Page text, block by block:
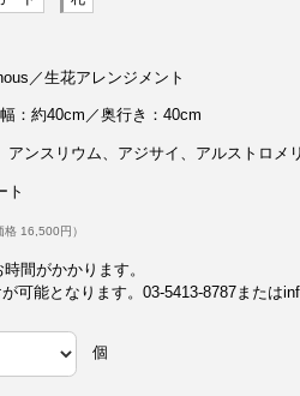
／生花アレンジメント
：約40cm／奥行き：40cm
アンスリウム、アジサイ、アルストロメ
ト
格 16,500円）
時間がかかります。
可能となります。03-5413-8787または
個